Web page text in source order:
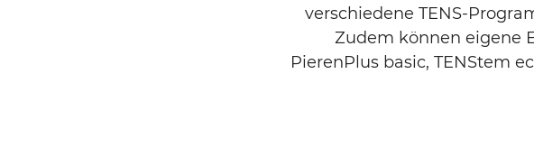
verschiedene TENS-
Zudem können eigene
PierenPlus basic, TENStem